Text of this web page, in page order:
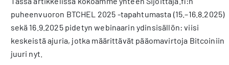
puheenvuoron BTCHEL 2025 -tapahtumasta (15.–16.8.2025)
sekä 16.9.2025 pidetyn webinaarin ydinsisällön: viisi
keskeistä ajuria, jotka määrittävät pääomavirtoja Bitcoiniin
juuri nyt.